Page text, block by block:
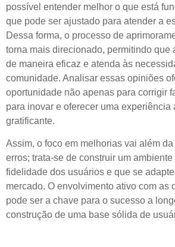
possível entender melhor o que está
que pode ser ajustado para atender a
Dessa forma, o processo de
torna mais direcionado, permitindo que
de maneira eficaz e atenda às
comunidade. Analisar essas opiniões
oportunidade não apenas para corrigir
para inovar e oferecer uma experiência
gratificante.
Assim, o foco em melhorias vai além
erros; trata-se de construir um
fidelidade dos usuários e que se
mercado. O envolvimento ativo com as
pode ser a chave para o sucesso a
construção de uma base sólida de